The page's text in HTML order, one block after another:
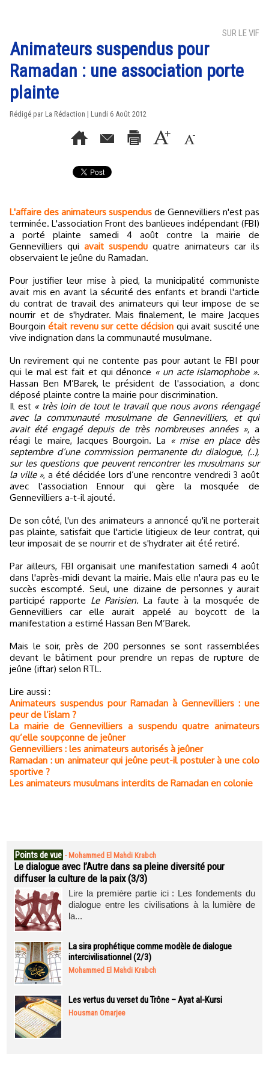
SUR LE VIF
Animateurs suspendus pour
Ramadan : une association porte
plainte
Rédigé par La Rédaction | Lundi 6 Août 2012
L'affaire des animateurs suspendus de Gennevilliers n'est pas
terminée. L'association Front des banlieues indépendant (FBI)
a porté plainte samedi 4 août contre la mairie de
Gennevilliers qui avait suspendu quatre animateurs car ils
observaient le jeûne du Ramadan.
Pour justifier leur mise à pied, la municipalité communiste
avait mis en avant la sécurité des enfants et brandi l'article
du contrat de travail des animateurs qui leur impose de se
nourrir et de s'hydrater. Mais finalement, le maire Jacques
Bourgoinétait revenu sur cette décision qui avait suscité une
vive indignation dans la communauté musulmane.
Un revirement qui ne contente pas pour autant le FBI pour
qui le mal est fait et qui dénonce « un acte islamophobe ».
Hassan Ben M’Barek, le président de l'association, a donc
déposé plainte contre la mairie pour discrimination.
Il est « très loin de tout le travail que nous avons réengagé
avec la communauté musulmane de Gennevilliers, et qui
avait été engagé depuis de très nombreuses années », a
réagi le maire, Jacques Bourgoin. La « mise en place dès
septembre d’une commission permanente du dialogue, (..),
sur les questions que peuvent rencontrer les musulmans sur
la ville », a été décidée lors d’une rencontre vendredi 3 août
avec l'association Ennour qui gère la mosquée de
Gennevilliers a-t-il ajouté.
De son côté, l'un des animateurs a annoncé qu'il ne porterait
pas plainte, satisfait que l'article litigieux de leur contrat, qui
leur imposait de se nourrir et de s'hydrater ait été retiré.
Par ailleurs, FBI organisait une manifestation samedi 4 août
dans l'après-midi devant la mairie. Mais elle n'aura pas eu le
succès escompté. Seul, une dizaine de personnes y aurait
participé rapporte Le Parisien. La faute à la mosquée de
Gennevilliers car elle aurait appelé au boycott de la
manifestation a estimé Hassan Ben M’Barek.
Mais le soir, près de 200 personnes se sont rassemblées
devant le bâtiment pour prendre un repas de rupture de
jeûne (iftar) selon RTL.
Lire aussi :
Animateurs suspendus pour Ramadan à Gennevilliers : une
peur de l’islam ?
La mairie de Gennevilliers a suspendu quatre animateurs
qu’elle soupçonne de jeûner
Gennevilliers : les animateurs autorisés à jeûner
Ramadan : un animateur qui jeûne peut-il postuler à une colo
sportive ?
Les animateurs musulmans interdits de Ramadan en colonie
Points de vue - Mohammed El Mahdi Krabch
Le dialogue avec l’Autre dans sa pleine diversité pour
diffuser la culture de la paix (3/3)
Lire la première partie ici : Les fondements du
dialogue entre les civilisations à la lumière de
la...
La sira prophétique comme modèle de dialogue
intercivilisationnel (2/3)
Mohammed El Mahdi Krabch
Les vertus du verset du Trône – Ayat al-Kursi
Housman Omarjee